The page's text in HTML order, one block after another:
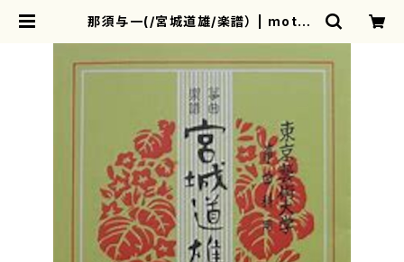
那須与一(/宮城道雄/楽譜） | mothe